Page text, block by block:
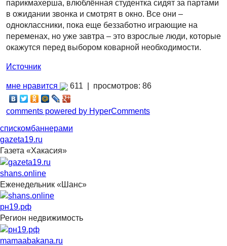
парикмахерша, влюблённая студентка сидят за партами
в ожидании звонка и смотрят в окно. Все они –
одноклассники, пока еще беззаботно играющие на
переменах, но уже завтра – это взрослые люди, которые
окажутся перед выбором коварной необходимости.
Источник
мне нравится 611 | просмотров: 86
comments powered by HyperComments
спискомбаннерами
gazeta19.ru
Газета «Хакасия»
shans.online
Еженедельник «Шанс»
рн19.рф
Регион недвижимость
mamaabakana.ru